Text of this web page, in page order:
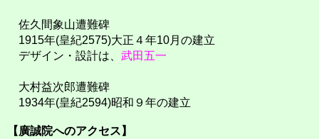
佐久間象山遭難碑
1915年(皇紀2575)大正４年10月の建立
デザイン・設計は、 武田五一
大村益次郎遭難碑
1934年(皇紀2594)昭和９年の建立
【廣誠院へのアクセス】